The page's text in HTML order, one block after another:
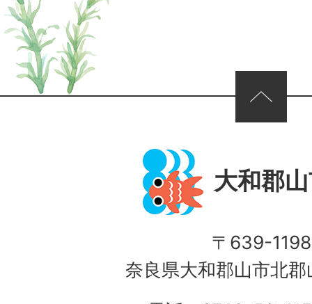
ページの先頭へ
大和郡
〒639-1198
奈良県大和郡山市北